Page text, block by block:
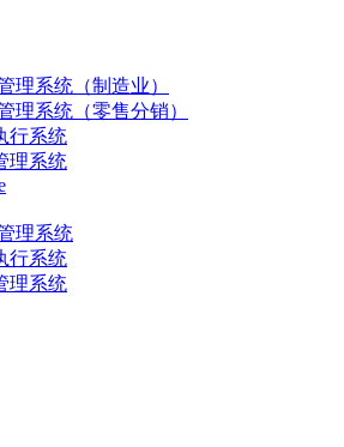
理系统（制造业）
理系统（零售分销）
行系统
理系统
理系统
行系统
理系统